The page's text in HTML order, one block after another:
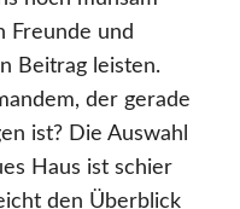
Freunde und
Beitrag leisten.
der gerade
ist? Die Auswahl
Haus ist schier
den Überblick